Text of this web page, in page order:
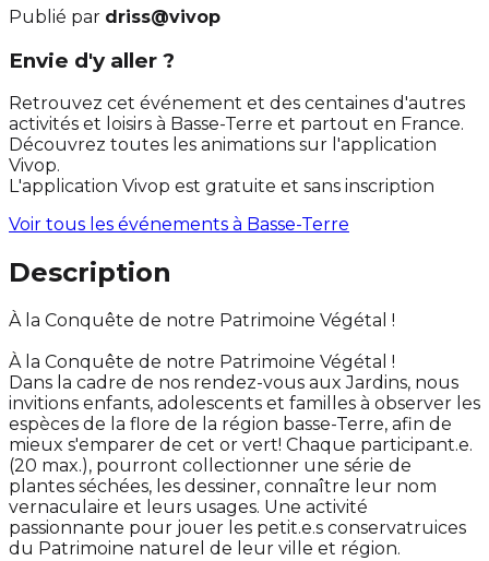
Publié par driss@vivop
Envie d'y aller ?
Retrouvez cet événement et des centaines d'autres
activités et loisirs à Basse-Terre et partout en France.
Découvrez toutes les animations sur l'application
Vivop.
L'application Vivop est gratuite et sans inscription
Voir tous les événements à Basse-Terre
Description
À la Conquête de notre Patrimoine Végétal !
À la Conquête de notre Patrimoine Végétal !
Dans la cadre de nos rendez-vous aux Jardins, nous
invitions enfants, adolescents et familles à observer les
espèces de la flore de la région basse-Terre, afin de
mieux s'emparer de cet or vert! Chaque participant.e.
(20 max.), pourront collectionner une série de
plantes séchées, les dessiner, connaître leur nom
vernaculaire et leurs usages. Une activité
passionnante pour jouer les petit.e.s conservatruices
du Patrimoine naturel de leur ville et région.